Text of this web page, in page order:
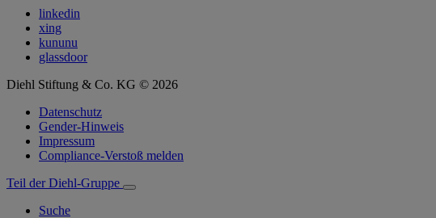
linkedin
xing
kununu
glassdoor
Diehl Stiftung & Co. KG © 2026
Datenschutz
Gender-Hinweis
Impressum
Compliance-Verstoß melden
Teil der Diehl-Gruppe
Suche